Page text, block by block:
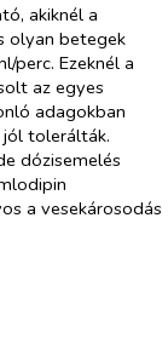
akiknél a
olyan betegek
perc. Ezeknél a
az egyes
adagokban
tolerálták.
dózisemelés
a vesekárosodás